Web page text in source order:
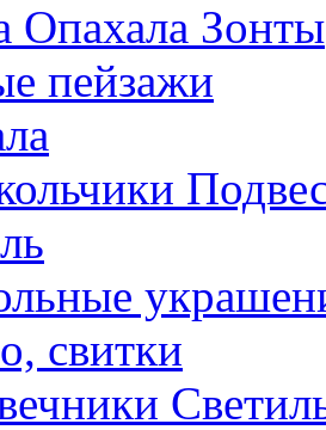
Опахала Зонты
пейзажи
свитки